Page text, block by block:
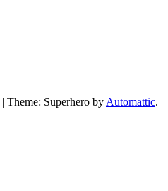
| Theme: Superhero by Automattic.